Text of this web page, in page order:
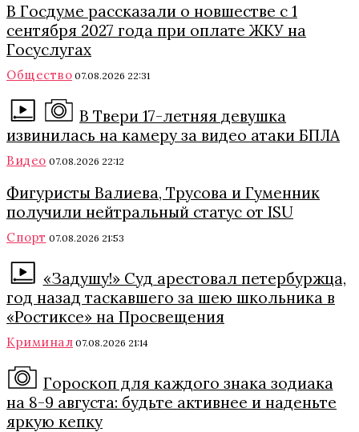
В Госдуме рассказали о новшестве с 1
сентября 2027 года при оплате ЖКУ на
Госуслугах
Общество 07.08.2026 22:31
В Твери 17-летняя девушка
извинилась на камеру за видео атаки БПЛА
Видео 07.08.2026 22:12
Фигуристы Валиева, Трусова и Гуменник
получили нейтральный статус от ISU
Спорт 07.08.2026 21:53
«Задушу!» Суд арестовал петербуржца,
год назад таскавшего за шею школьника в
«Ростиксе» на Просвещения
Криминал 07.08.2026 21:14
Гороскоп для каждого знака зодиака
на 8-9 августа: будьте активнее и наденьте
яркую кепку